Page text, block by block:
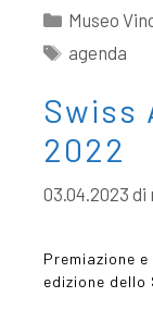
Museo
agenda
Swiss
2022
03.04.2023 di
Premiazione
edizione